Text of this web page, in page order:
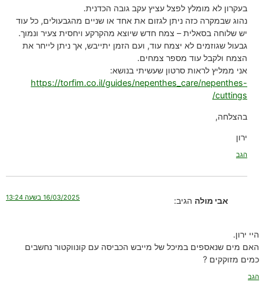
בעקרון לא מומלץ לפצל עציץ עקב גובה הכדנית.
נהוג שבמקרה כזה ניתן לגזום את אחד או שניים מהגבעולים, כל עוד
יש שלוחה בסאלית – צמח חדש שיוצא מהקרקע ויחסית צעיר ונמוך.
גבעול שגוזמים לא יצמח עוד, ועם הזמן יתייבש, אך ניתן לייחר את
הצמח ולקבל עוד מספר צמחים.
אני ממליץ לראות סרטון שעשיתי בנושא:
https://torfim.co.il/guides/nepenthes_care/nepenthes-
cuttings/
בהצלחה,
ירון
הגב
אבי מולה הגיב: 16/03/2025 בשעה 13:24
היי ירון.
האם מים שנאספים במיכל של מייבש הכביסה עם קונווקטור נחשבים
כמים מזוקקים ?
הגב